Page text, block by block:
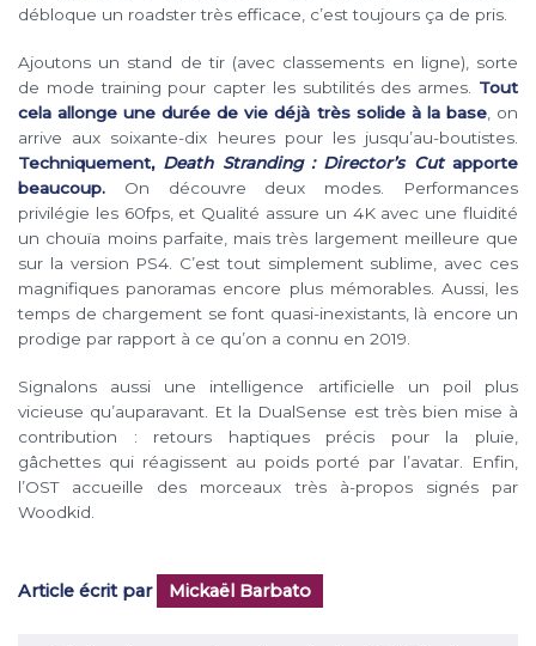
débloque un roadster très efficace, c’est toujours ça de pris.
Ajoutons un stand de tir (avec classements en ligne), sorte
de mode training pour capter les subtilités des armes. Tout
cela allonge une durée de vie déjà très solide à la base, on
arrive aux soixante-dix heures pour les jusqu’au-boutistes.
Techniquement, Death Stranding : Director’s Cutapporte
beaucoup. On découvre deux modes. Performances
privilégie les 60fps, et Qualité assure un 4K avec une fluidité
un chouïa moins parfaite, mais très largement meilleure que
sur la version PS4. C’est tout simplement sublime, avec ces
magnifiques panoramas encore plus mémorables. Aussi, les
temps de chargement se font quasi-inexistants, là encore un
prodige par rapport à ce qu’on a connu en 2019.
Signalons aussi une intelligence artificielle un poil plus
vicieuse qu’auparavant. Et la DualSense est très bien mise à
contribution : retours haptiques précis pour la pluie,
gâchettes qui réagissent au poids porté par l’avatar. Enfin,
l’OST accueille des morceaux très à-propos signés par
Woodkid.
Article écrit par Mickaël Barbato